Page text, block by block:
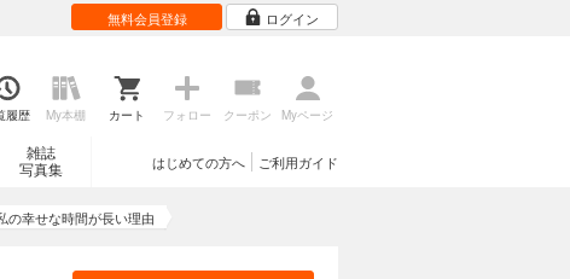
無料会員登録 ログイン
履歴 My本棚 カート フォロー クーポン Myページ
雑誌
写真集
ご利用ガイド
はじめての方へ
の幸せな時間が長い理由